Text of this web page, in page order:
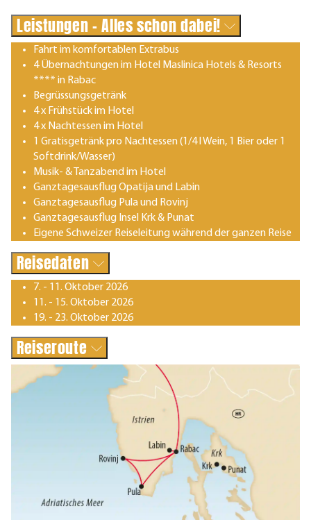
Leistungen - Alles schon dabei!
Fahrt im komfortablen Extrabus
4 Übernachtungen im Hotel Maslinica Hotels & Resorts
**** in Rabac
Begrüssungsgetränk
4 x Frühstück im Hotel
4 x Nachtessen im Hotel
1 Gratisgetränk pro Nachtessen (1/4 l Wein, 1 Bier oder 1
Softdrink/Wasser)
Musik- & Tanzabend im Hotel
Ganztagesausflug Opatija und Labin
Ganztagesausflug Pula und Rovinj
Ganztagesausflug Insel Krk & Punat
Eigene Schweizer Reiseleitung während der ganzen Reise
Reisedaten
7. - 11. Oktober 2026
11. - 15. Oktober 2026
19. - 23. Oktober 2026
Reiseroute